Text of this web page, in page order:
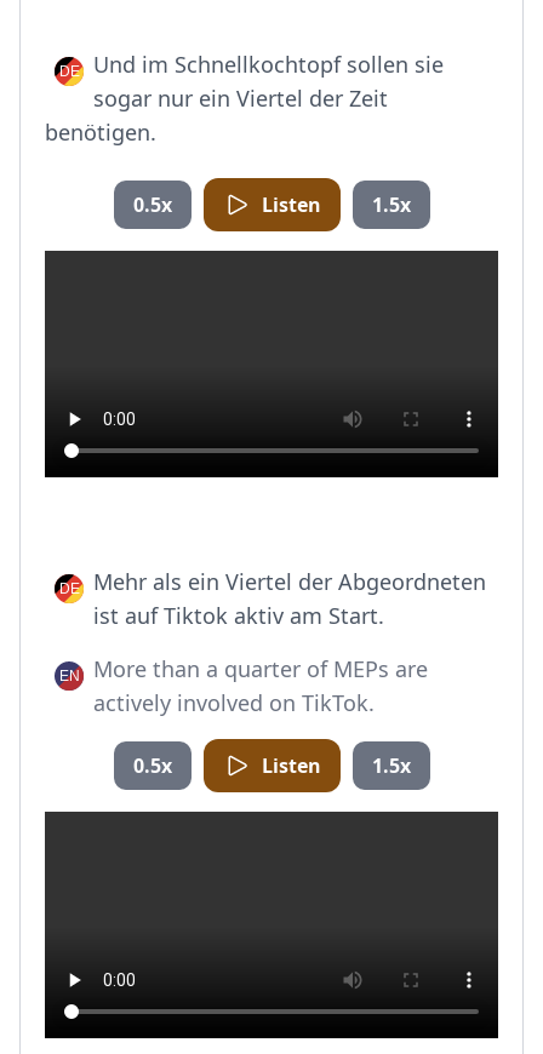
Und im Schnellkochtopf sollen sie
sogar nur ein Viertel der Zeit
benötigen.
0.5x Listen 1.5x
Mehr als ein Viertel der Abgeordneten
ist auf Tiktok aktiv am Start.
More than a quarter of MEPs are
actively involved on TikTok.
0.5x Listen 1.5x